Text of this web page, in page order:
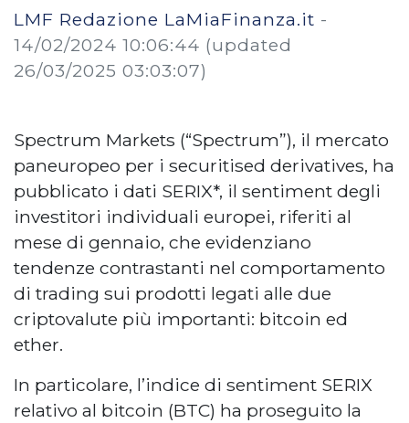
LMF Redazione LaMiaFinanza.it -
14/02/2024 10:06:44 (updated
26/03/2025 03:03:07)
Spectrum Markets (“Spectrum”), il mercato
paneuropeo per i securitised derivatives, ha
pubblicato i dati SERIX*, il sentiment degli
investitori individuali europei, riferiti al
mese di gennaio, che evidenziano
tendenze contrastanti nel comportamento
di trading sui prodotti legati alle due
criptovalute più importanti: bitcoin ed
ether.
In particolare, l’indice di sentiment SERIX
relativo al bitcoin (BTC) ha proseguito la